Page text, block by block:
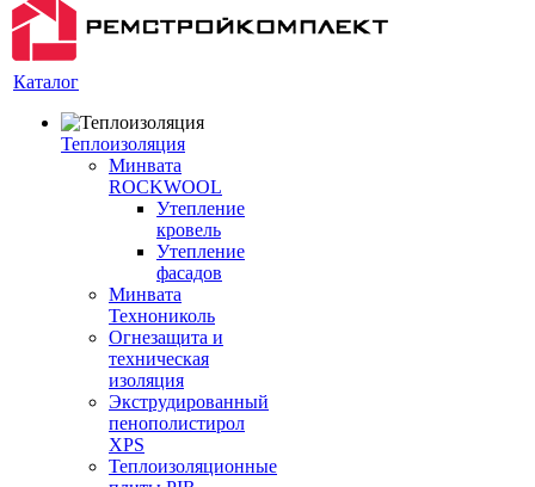
Каталог
Теплоизоляция
Минвата
ROCKWOOL
Утепление
кровель
Утепление
фасадов
Минвата
Технониколь
Огнезащита и
техническая
изоляция
Экструдированный
пенополистирол
XPS
Теплоизоляционные